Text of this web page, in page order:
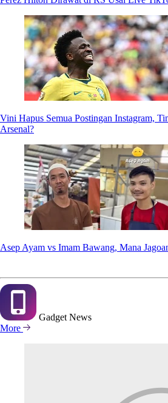
Vini Hapus Semua Postingan Instagram,
Arsenal?
Asep Ayam vs Imam Bawang, Mana
GadgetNews
More